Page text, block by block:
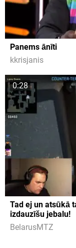
Panems ānīti
kkrisjanis
0:28
Tad ej un atsūkā
izdauzīšu jebalu!
BelarusMTZ